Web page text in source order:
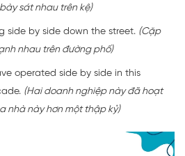
sát nhau trên kệ)
side by side down the street. (Cặp
nhau trên đường phố)
operated side by side in this
(Hai doanh nghiệp này đã hoạt
nhà này hơn một thập kỷ)